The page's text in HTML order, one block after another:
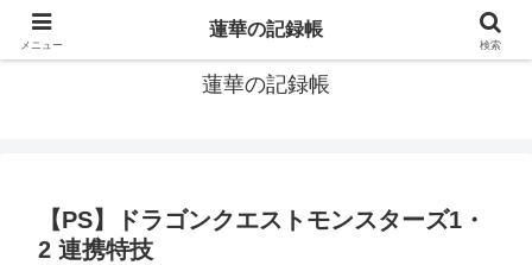
窓際社員の現役SEによるゲーム攻略、IT関連のメモです
蓮華の記録帳
【PS】ドラゴンクエストモンスターズ1・
2 連携特技
メニュー
蓮華の記録帳
検索